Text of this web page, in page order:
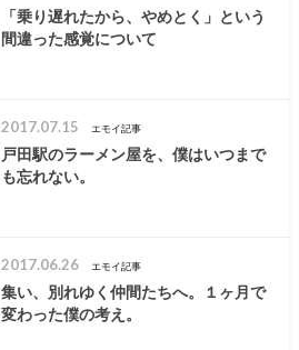
「乗り遅れたから、やめとく」という
間違った感覚について
2017.07.15 エモイ記事
戸田駅のラーメン屋を、僕はいつまで
も忘れない。
2017.06.26 エモイ記事
集い、別れゆく仲間たちへ。１ヶ月で
変わった僕の考え。